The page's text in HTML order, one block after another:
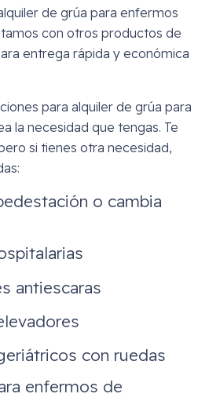
de grúa para enfermos
con otros productos de
entrega rápida y económica
para alquiler de grúa para
la necesidad que tengas. Te
si tienes otra necesidad,
o cambia
antiescaras
con ruedas
enfermos de